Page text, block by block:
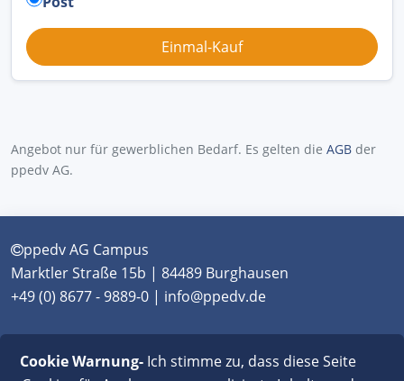
Angebot nur für gewerblichen Bedarf. Es gelten die AGB der
ppedv AG.
ppedv AG Campus
Marktler Straße 15b | 84489 Burghausen
+49 (0) 8677 - 9889-0 | info@ppedv.de
Classroom
Cookie Warnung-Ich stimme zu, dass diese Seite